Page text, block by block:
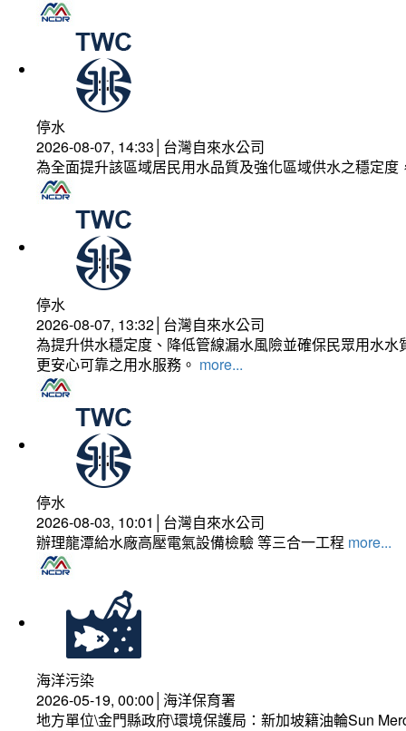
停水
2026-08-07, 14:33│台灣自來水公司
為全面提升該區域居民用水品質及強化區域供水之穩定
停水
2026-08-07, 13:32│台灣自來水公司
為提升供水穩定度、降低管線漏水風險並確保民眾用水
更安心可靠之用水服務。 more...
停水
2026-08-03, 10:01│台灣自來水公司
辦理龍潭給水廠高壓電氣設備檢驗 等三合一工程 more...
海洋污染
2026-05-19, 00:00│海洋保育署
地方單位\金門縣政府\環境保護局：新加坡籍油輪Sun